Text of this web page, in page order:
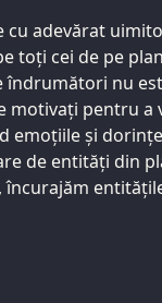
cu adevărat
toți cei de pe
nu
motivați pentru a
emoțiile și
de entități din
încurajăm